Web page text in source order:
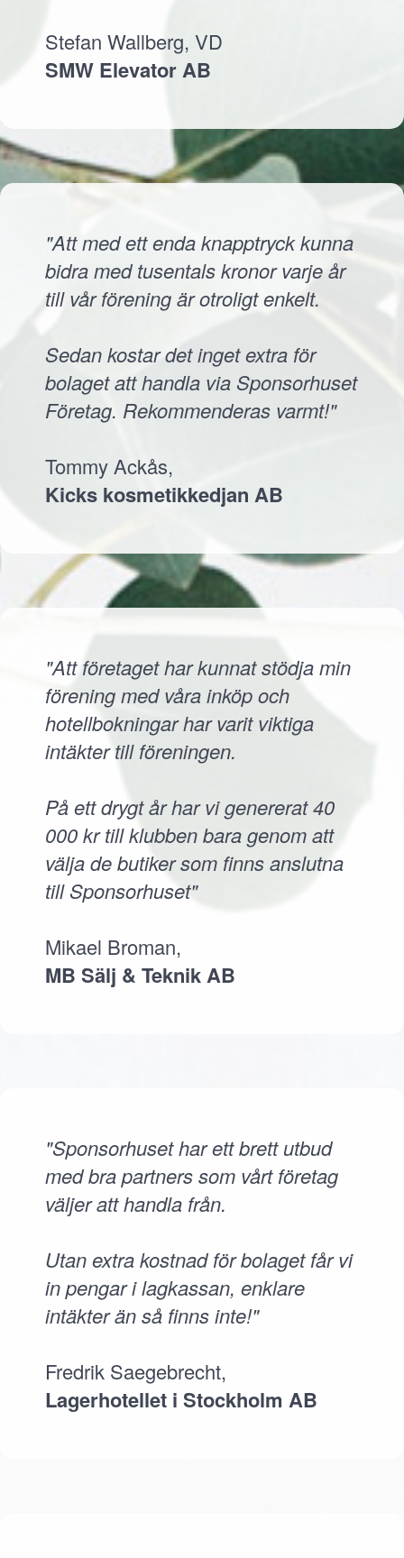
Stefan Wallberg, VD
SMW Elevator AB
"Att med ett enda knapptryck kunna
bidra med tusentals kronor varje år
till vår förening är otroligt enkelt.
Sedan kostar det inget extra för
bolaget att handla via Sponsorhuset
Företag. Rekommenderas varmt!"
Tommy Ackås,
Kicks kosmetikkedjan AB
"Att företaget har kunnat stödja min
förening med våra inköp och
hotellbokningar har varit viktiga
intäkter till föreningen.
På ett drygt år har vi genererat 40
000 kr till klubben bara genom att
välja de butiker som finns anslutna
till Sponsorhuset"
Mikael Broman,
MB Sälj & Teknik AB
"Sponsorhuset har ett brett utbud
med bra partners som vårt företag
väljer att handla från.
Utan extra kostnad för bolaget får vi
in pengar i lagkassan, enklare
intäkter än så finns inte!"
Fredrik Saegebrecht,
Lagerhotellet i Stockholm AB